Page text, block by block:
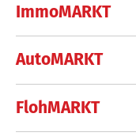
ImmoMARKT
AutoMARKT
FlohMARKT